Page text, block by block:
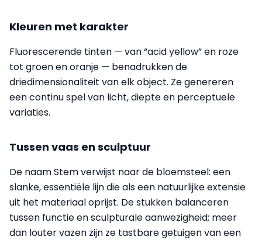
Kleuren met karakter
Fluorescerende tinten — van “acid yellow” en roze
tot groen en oranje — benadrukken de
driedimensionaliteit van elk object. Ze genereren
een continu spel van licht, diepte en perceptuele
variaties.
Tussen vaas en sculptuur
De naam Stem verwijst naar de bloemsteel: een
slanke, essentiële lijn die als een natuurlijke extensie
uit het materiaal oprijst. De stukken balanceren
tussen functie en sculpturale aanwezigheid; meer
dan louter vazen zijn ze tastbare getuigen van een